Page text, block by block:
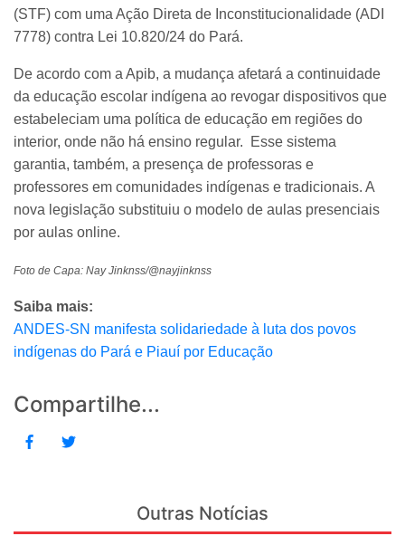
(STF) com uma Ação Direta de Inconstitucionalidade (ADI
7778) contra Lei 10.820/24 do Pará.
De acordo com a Apib, a mudança afetará a continuidade
da educação escolar indígena ao revogar dispositivos que
estabeleciam uma política de educação em regiões do
interior, onde não há ensino regular. Esse sistema
garantia, também, a presença de professoras e
professores em comunidades indígenas e tradicionais. A
nova legislação substituiu o modelo de aulas presenciais
por aulas online.
Foto de Capa: Nay Jinknss/@nayjinknss
Saiba mais:
ANDES-SN manifesta solidariedade à luta dos povos
indígenas do Pará e Piauí por Educação
Compartilhe...
Outras Notícias